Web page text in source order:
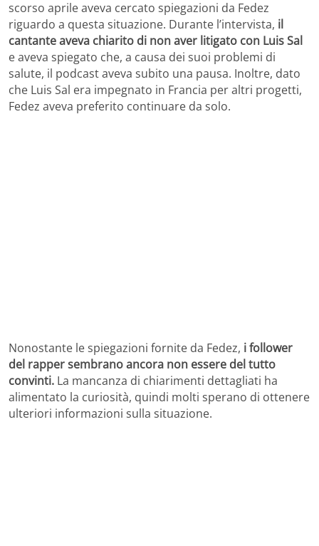
scorso aprile aveva cercato spiegazioni da Fedez
riguardo a questa situazione. Durante l’intervista, il
cantante aveva chiarito di non aver litigato con Luis Sal
e aveva spiegato che, a causa dei suoi problemi di
salute, il podcast aveva subito una pausa. Inoltre, dato
che Luis Sal era impegnato in Francia per altri progetti,
Fedez aveva preferito continuare da solo.
Nonostante le spiegazioni fornite da Fedez, i follower
del rapper sembrano ancora non essere del tutto
convinti. La mancanza di chiarimenti dettagliati ha
alimentato la curiosità, quindi molti sperano di ottenere
ulteriori informazioni sulla situazione.